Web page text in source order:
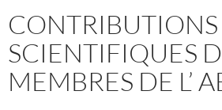
CONTRIBUTIONS
SCIENTIFIQUES
MEMBRES DE L’